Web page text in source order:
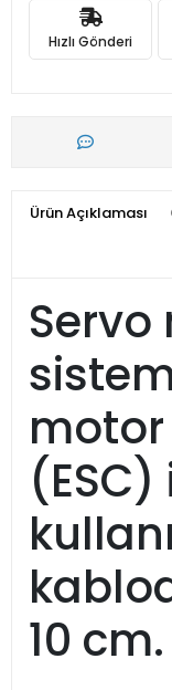
Hızlı Gönderi
Ürün Açıklaması
Servo
(ESC)
10